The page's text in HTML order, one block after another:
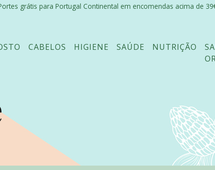
grátis para Portugal Continental em encomendas acima de
CABELOS HIGIENE SAÚDE NUTRIÇÃO